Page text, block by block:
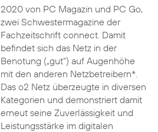
2020 von PC Magazin und PC Go,
zwei Schwestermagazine der
Fachzeitschrift connect. Damit
befindet sich das Netz in der
Benotung („gut“) auf Augenhöhe
mit den anderen Netzbetreibern*.
Das o2 Netz überzeugte in diversen
Kategorien und demonstriert damit
erneut seine Zuverlässigkeit und
Leistungsstärke im digitalen